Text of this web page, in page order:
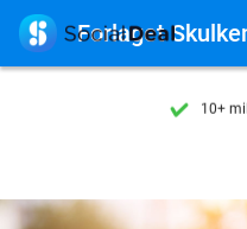
10+
 Forlaget